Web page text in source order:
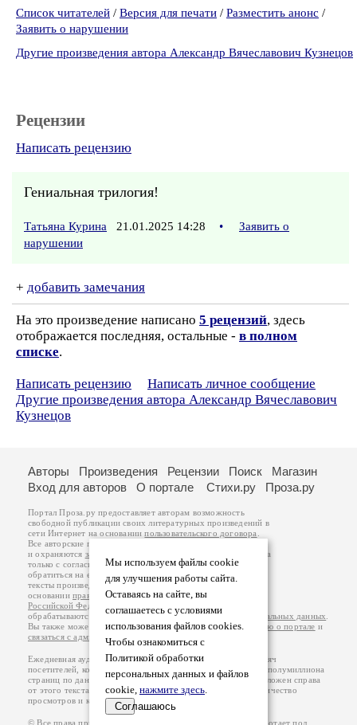
Список читателей / Версия для печати / Разместить анонс /
Заявить о нарушении
Другие произведения автора Александр Вячеславович Кузнецов
Рецензии
Написать рецензию
Гениальная трилогия!
Татьяна Курина 21.01.2025 14:28 •
Заявить о
нарушении
+ добавить замечания
На это произведение написано 5 рецензий, здесь
отображается последняя, остальные - в полном
списке.
Написать рецензию
Написать личное сообщение
Другие произведения автора Александр Вячеславович
Кузнецов
Мы используем файлы cookie
для улучшения работы сайта.
Оставаясь на сайте, вы
соглашаетесь с условиями
использования файлов cookies.
Чтобы ознакомиться с
Политикой обработки
персональных данных и файлов
cookie, нажмите здесь.
Соглашаюсь
Авторы Произведения Рецензии Поиск
Магазин
Вход для авторов
О портале Стихи.ру Проза.ру
Портал Проза.ру предоставляет авторам возможность
свободной публикации своих литературных произведений в
сети Интернет на основаниипользовательского договора
Все авторские права на произведения принадлежат авторам
и охраняются законом
. Перепечатка произведений возможна
только с согласия его автора, к которому вы можете
обратиться на его авторской странице. Ответственность за
тексты произведений авторы несут самостоятельно на
основанииправил публикацииизаконодательства
Российской Федерации
обрабатываются на основанииПолитики обработки персональных данных
Вы также можете посмотреть более подробнуюинформацию о портале и
связаться с администрацией
Ежедневная аудитория портала Проза.ру – порядка 100 тысяч
посетителей, которые в общей сумме просматривают более полумиллиона
страниц по данным счетчика посещаемости, который расположен справа
от этого текста. В каждой графе указано по две цифры: количество
просмотров и количество посетителей.
© Все права принадлежат авторам, 2000-2026. Портал работает под